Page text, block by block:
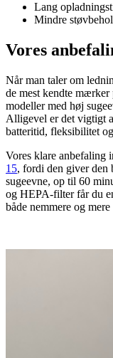
Lang
Mindre
Vores
Når man taler om
de mest kendte
modeller med høj
Alligevel er det vigtigt
batteritid, fleksibilitet
Vores klare anbefaling
15, fordi den giver den
sugeevne, op til 60
og HEPA-filter får du
både nemmere og